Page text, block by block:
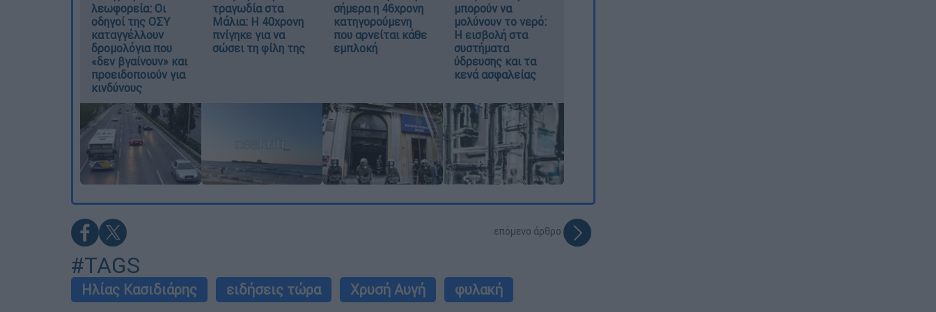
λεωφορεία: Οι
οδηγοί της ΟΣΥ
καταγγέλλουν
δρομολόγια που
«δεν βγαίνουν» και
προειδοποιούν για
κινδύνους
τραγωδία στα
Μάλια: Η 40χρονη
πνίγηκε για να
σώσει τη φίλη της
σήμερα η 46χρονη
κατηγορούμενη
που αρνείται κάθε
εμπλοκή
μπορούν να
μολύνουν το νερό:
Η εισβολή στα
συστήματα
ύδρευσης και τα
κενά ασφαλείας
επόμενο άρθρο
#TAGS
Ηλίας Κασιδιάρης ειδήσεις τώρα Χρυσή Αυγή φυλακή